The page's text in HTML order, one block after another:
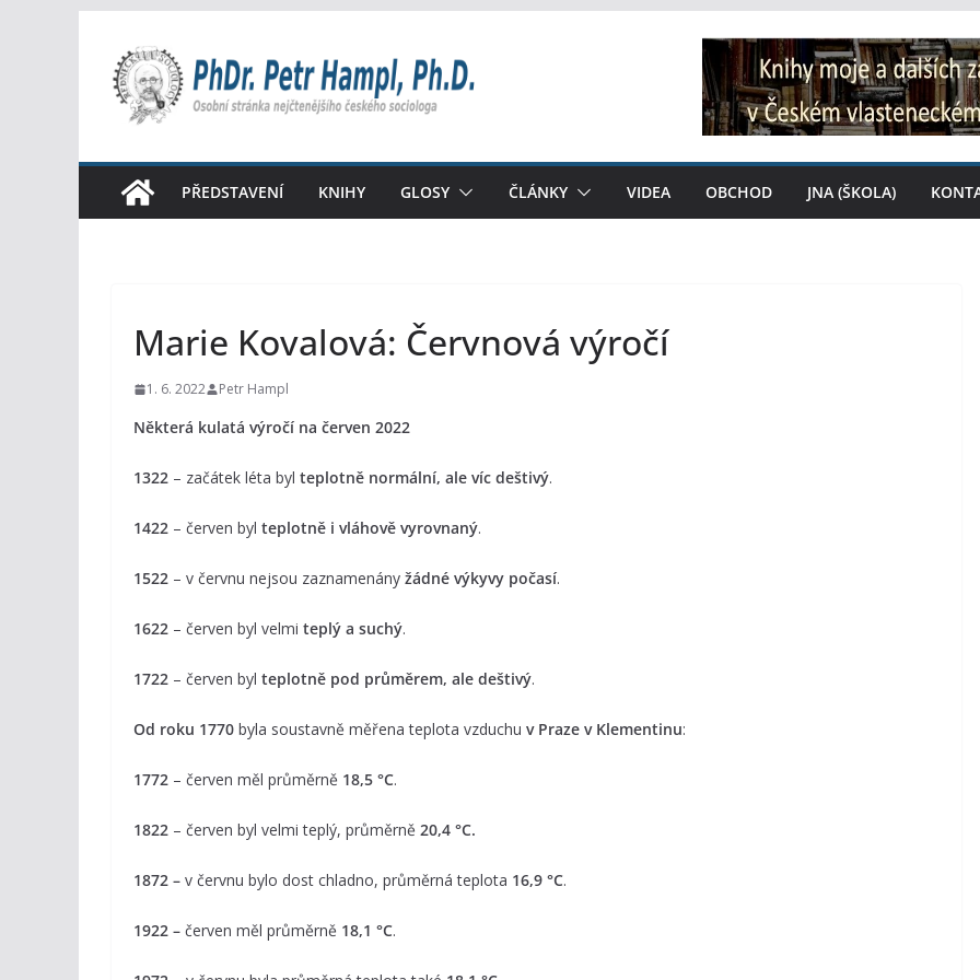
obsah
PŘEDSTAVENÍ KNIHY GLOSY ČLÁNKY VIDEA OBCHOD JNA (ŠKOLA)
Marie Kovalová: Červnová výročí
1. 6. 2022 Petr Hampl
Některá kulatá výročí na červen 2022
1322 – začátek léta byl teplotně normální, ale víc deštivý.
1422 – červen byl teplotně i vláhově vyrovnaný.
1522 – v červnu nejsou zaznamenány žádné výkyvy počasí.
1622 – červen byl velmi teplý a suchý.
1722 – červen byl teplotně pod průměrem, ale deštivý.
Od roku 1770 byla soustavně měřena teplota vzduchu v Praze v Klementinu:
1772 – červen měl průměrně 18,5 °C.
1822 – červen byl velmi teplý, průměrně 20,4 °C.
1872 – v červnu bylo dost chladno, průměrná teplota 16,9 °C.
1922 – červen měl průměrně 18,1 °C.